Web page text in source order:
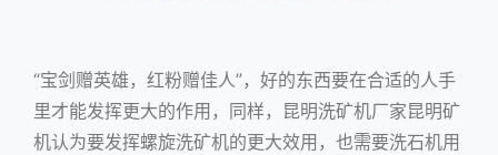
“宝剑赠英雄，红粉赠佳人”，好的东西要在合适的人手
里才能发挥更大的作用，同样，昆明洗矿机厂家昆明矿
机认为要发挥螺旋洗矿机的更大效用，也需要洗石机用